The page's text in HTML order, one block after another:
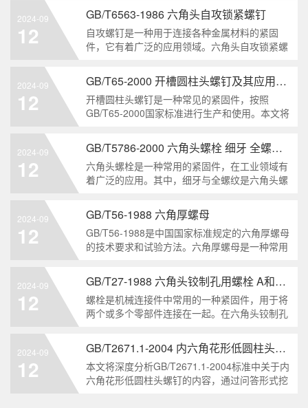
2024-09
12
GB/T6563-1986 六角头自攻锁紧螺钉
自攻螺钉是一种用于连接各种金属材料的紧固
件，它有着广泛的应用领域。六角头自攻锁紧螺
标准。本文将深度分析这种螺钉的特点、应用以
及制造要求等相关知识点，为读者提供全面的了
解。1. 六角头自
2024-09
12
GB/T65-2000 开槽圆柱头螺钉及其应用领域
开槽圆柱头螺钉是一种常见的紧固件，按照
GB/T65-2000国家标准进行生产和使用。本文将
领域，帮助读者更好地了解和应用该种螺钉。什
么是GB/T65-2000 开槽圆柱头螺钉？GB/T65-
200
2024-09
12
GB/T5786-2000 六角头螺栓 细牙 全螺纹——工业重要性和特点
六角头螺栓是一种常用的紧固件，在工业领域有
着广泛的应用。其中，细牙与全螺纹是六角头螺
两个方面，对GB/T5786-2000标准下的六角头螺
栓 细牙 全螺纹进行深度分析和知识挖掘。什么
是GB/T57
2024-09
12
GB/T56-1988 六角厚螺母
GB/T56-1988是中国国家标准规定的六角厚螺母
的技术要求和试验方法。六角厚螺母是一种常用
用于需要更大的力矩和耐久性的紧固装配。六角
厚螺母的材料和制造工艺六角厚螺母通常由低碳
钢、中碳钢或合金钢
2024-09
12
GB/T27-1988 六角头铰制孔用螺栓 A和B级
螺栓是机械连接件中常用的一种紧固件，用于将
两个或多个零部件连接在一起。在六角头铰制孔
级和B级两种。下面我们来分析一下这两种级别
的螺栓有哪些区别。1. A级和B级的定义和标准
有什么不同?A级和B级是
2024-09
12
GB/T2671.1-2004 内六角花形低圆柱头螺钉
本文将深度分析GB/T2671.1-2004标准中关于内
六角花形低圆柱头螺钉的内容，通过问答形式挖